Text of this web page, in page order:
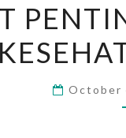
October